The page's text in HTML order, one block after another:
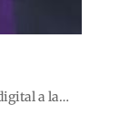
a la…